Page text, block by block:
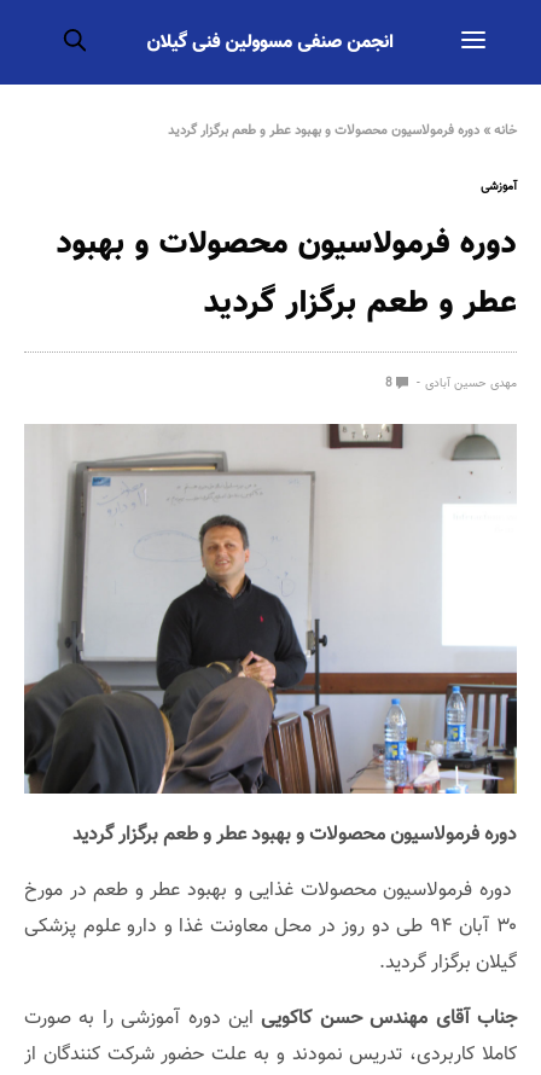
خانه»دوره فرمولاسیون محصولات و بهبود عطر و طعم برگزار گردید
آموزشی
دوره فرمولاسیون محصولات و بهبود
عطر و طعم برگزار گردید
مهدی حسین آبادی
دوره فرمولاسیون محصولات و بهبود عطر و طعم برگزار گردید
دوره فرمولاسیون محصولات غذایی و بهبود عطر و طعم در مورخ
۳۰ آبان ۹۴ طی دو روز در محل معاونت غذا و دارو علوم پزشکی
گیلان برگزار گردید.
جناب آقای مهندس حسن کاکوییاین دوره آموزشی را به صورت
کاملا کاربردی، تدریس نمودند و به علت حضور شرکت کنندگان از